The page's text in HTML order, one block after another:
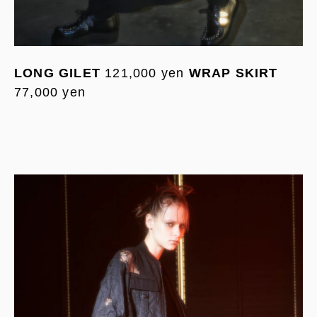
LONG GILET 121,000 yen WRAP SKIRT
77,000 yen